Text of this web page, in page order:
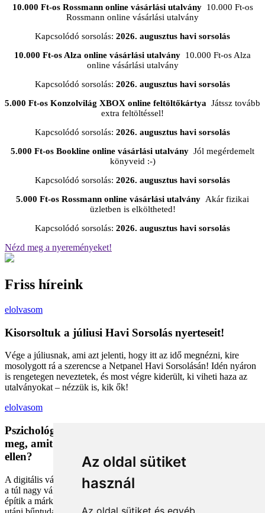
Az oldal sütiket
használ
Az oldal sütiket és egyéb
10.000 Ft-os Rossmann online vásárlási utalvány10.000 Ft-os
Rossmann online vásárlási utalvány
Kapcsolódó sorsolás: 2026. augusztus havi sorsolás
10.000 Ft-os Alza online vásárlási utalvány 10.000 Ft-os Alza
online vásárlási utalvány
Kapcsolódó sorsolás: 2026. augusztus havi sorsolás
5.000 Ft-os Konzolvilág XBOX online feltöltőkártya Játssz tovább
extra feltöltéssel!
Kapcsolódó sorsolás: 2026. augusztus havi sorsolás
5.000 Ft-os Bookline online vásárlási utalvány Jól megérdemelt
könyveid :-)
Kapcsolódó sorsolás: 2026. augusztus havi sorsolás
5.000 Ft-os Rossmann online vásárlási utalvány Akár fizikai
üzletben is elköltheted!
Kapcsolódó sorsolás: 2026. augusztus havi sorsolás
Nézd meg a nyereményeket!
Friss híreink
elolvasom
Kisorsoltuk a júliusi Havi Sorsolás nyerteseit!
Vége a júliusnak, ami azt jelenti, hogy itt az idő megnézni, kire
mosolygott rá a szerencse a Netpanel Havi Sorsolásán! Idén nyáron
is rengetegen neveztetek, és most végre kiderült, ki viheti haza az
utalványokat – nézzük is, kik ők!
elolvasom
Pszichológiai trükkök a kosárban: Miért vesszük
meg, amit megveszünk, és mit tehetünk a bűntudat
ellen?
A digitális vásárlás kényelmes, de tele van pszichológiai csapdákkal
a túl nagy választéktól a hosszas böngészésig. Megmutatjuk, hogyan
építik a márkák a bizalmadat online, és miként kerüld el a vásárlás